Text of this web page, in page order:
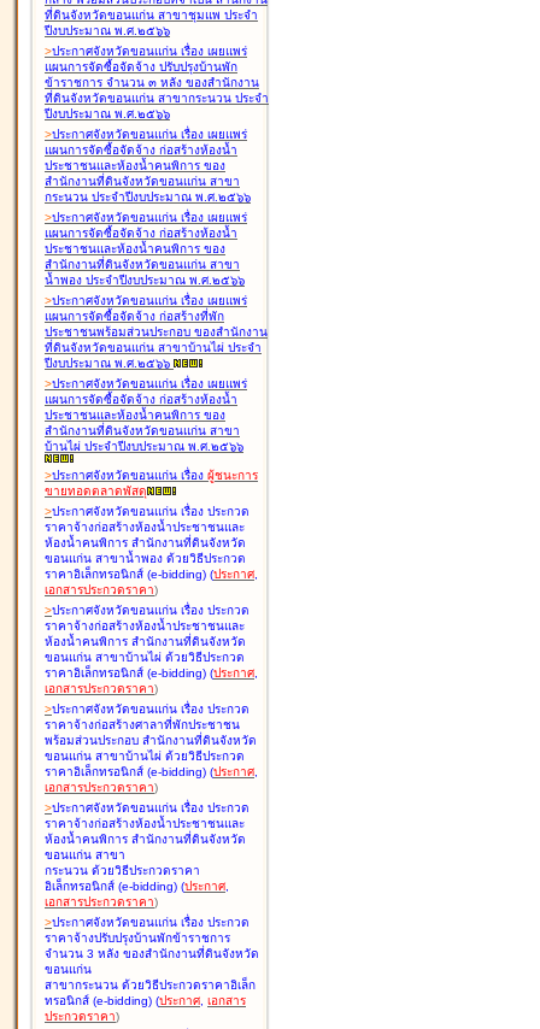
ที่ดินจังหวัดขอนแก่น สาขาชุมแพ ประจำ
ปีงบประมาณ พ.ศ.๒๕๖๖
>ประกาศจังหวัดขอนแก่น เรื่อง เผยแพร่
แผนการจัดซื้อจัดจ้าง ปรับปรุงบ้านพัก
ข้าราชการ จำนวน ๓ หลัง ของสำนักงาน
ที่ดินจังหวัดขอนแก่น สาขากระนวน ประจำ
ปีงบประมาณ พ.ศ.๒๕๖๖
>ประกาศจังหวัดขอนแก่น เรื่อง เผยแพร่
แผนการจัดซื้อจัดจ้าง ก่อสร้างห้องน้ำ
ประชาชนและห้องน้ำคนพิการ ของ
สำนักงานที่ดินจังหวัดขอนแก่น สาขา
กระนวน ประจำปีงบประมาณ พ.ศ.๒๕๖๖
>ประกาศจังหวัดขอนแก่น เรื่อง เผยแพร่
แผนการจัดซื้อจัดจ้าง ก่อสร้างห้องน้ำ
ประชาชนและห้องน้ำคนพิการ ของ
สำนักงานที่ดินจังหวัดขอนแก่น สาขา
น้ำพอง ประจำปีงบประมาณ พ.ศ.๒๕๖๖
>ประกาศจังหวัดขอนแก่น เรื่อง เผยแพร่
แผนการจัดซื้อจัดจ้าง ก่อสร้างที่พัก
ประชาชนพร้อมส่วนประกอบ ของสำนักงาน
ที่ดินจังหวัดขอนแก่น สาขาบ้านไผ่ ประจำ
ปีงบประมาณ พ.ศ.๒๕๖๖
>ประกาศจังหวัดขอนแก่น เรื่อง เผยแพร่
แผนการจัดซื้อจัดจ้าง ก่อสร้างห้องน้ำ
ประชาชนและห้องน้ำคนพิการ ของ
สำนักงานที่ดินจังหวัดขอนแก่น สาขา
บ้านไผ่ ประจำปีงบประมาณ พ.ศ.๒๕๖๖
>ประกาศจังหวัดขอนแก่น เรื่อง ผู้ชนะการ
ขายทอดตลาดพัสดุ
>ประกาศจังหวัดขอนแก่น เรื่อง ประกวด
ราคาจ้างก่อสร้างห้องน้ำประชาชนและ
ห้องน้ำคนพิการ สำนักงานที่ดินจังหวัด
ขอนแก่น สาขาน้ำพอง ด้วยวิธีประกวด
ราคาอิเล็กทรอนิกส์ (e-bidding) (ประกาศ,
เอกสารประกวดราคา)
>ประกาศจังหวัดขอนแก่น เรื่อง ประกวด
ราคาจ้างก่อสร้างห้องน้ำประชาชนและ
ห้องน้ำคนพิการ สำนักงานที่ดินจังหวัด
ขอนแก่น สาขาบ้านไผ่ ด้วยวิธีประกวด
ราคาอิเล็กทรอนิกส์ (e-bidding) (ประกาศ,
เอกสารประกวดราคา)
>ประกาศจังหวัดขอนแก่น เรื่อง ประกวด
ราคาจ้างก่อสร้างศาลาที่พักประชาชน
พร้อมส่วนประกอบ สำนักงานที่ดินจังหวัด
ขอนแก่น สาขาบ้านไผ่ ด้วยวิธีประกวด
ราคาอิเล็กทรอนิกส์ (e-bidding) (ประกาศ,
เอกสารประกวดราคา)
>ประกาศจังหวัดขอนแก่น เรื่อง ประกวด
ราคาจ้างก่อสร้างห้องน้ำประชาชนและ
ห้องน้ำคนพิการ สำนักงานที่ดินจังหวัด
ขอนแก่น สาขา
กระนวน ด้วยวิธีประกวดราคา
อิเล็กทรอนิกส์ (e-bidding) (ประกาศ,
เอกสารประกวดราคา)
>ประกาศจังหวัดขอนแก่น เรื่อง ประกวด
ราคาจ้างปรับปรุงบ้านพักข้าราชการ
จำนวน 3 หลัง ของสำนักงานที่ดินจังหวัด
ขอนแก่น
สาขากระนวน ด้วยวิธีประกวดราคาอิเล็ก
ทรอนิกส์ (e-bidding) (ประกาศ, เอกสาร
ประกวดราคา)